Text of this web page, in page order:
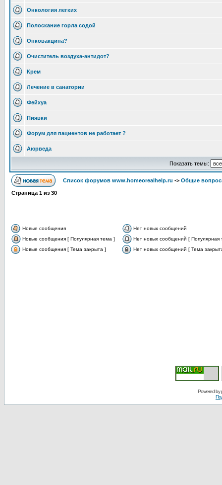
Онкология легких
Полоскание горла содой
Онковакцина?
Очиститель воздуха-антидот?
Крем
Лечение в санатории
Фейхуа
Пиявки
Форум для пациентов не работает ?
Аюрведа
Показать темы:
Список форумов www.homeorealhelp.ru -> Общие
Страница 1 из 30
Новые сообщения
Нет новых сообщений
Новые сообщения [ Популярная тема ]
Нет новых сообщений [ Популярная
Новые сообщения [ Тема закрыта ]
Нет новых сообщений [ Тема
Powered by